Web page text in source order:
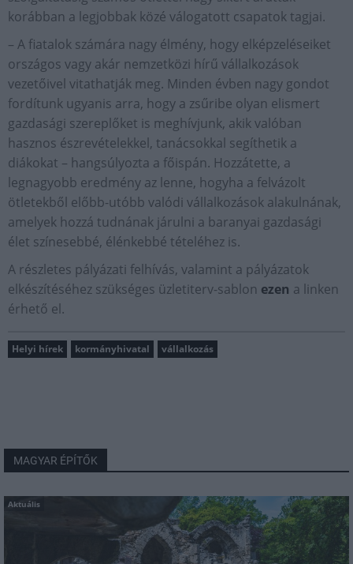
korábban a legjobbak közé válogatott csapatok tagjai.
– A fiatalok számára nagy élmény, hogy elképzeléseiket
országos vagy akár nemzetközi hírű vállalkozások
vezetőivel vitathatják meg. Minden évben nagy gondot
fordítunk ugyanis arra, hogy a zsűribe olyan elismert
gazdasági szereplőket is meghívjunk, akik valóban
hasznos észrevételekkel, tanácsokkal segíthetik a
diákokat – hangsúlyozta a főispán. Hozzátette, a
legnagyobb eredmény az lenne, hogyha a felvázolt
ötletekből előbb-utóbb valódi vállalkozások alakulnának,
amelyek hozzá tudnának járulni a baranyai gazdasági
élet színesebbé, élénkebbé tételéhez is.
A részletes pályázati felhívás, valamint a pályázatok
elkészítéséhez szükséges üzletiterv-sablon ezen a linken
érhető el.
Helyi hírek kormányhivatal vállalkozás
MAGYAR ÉPÍTŐK
Aktuális